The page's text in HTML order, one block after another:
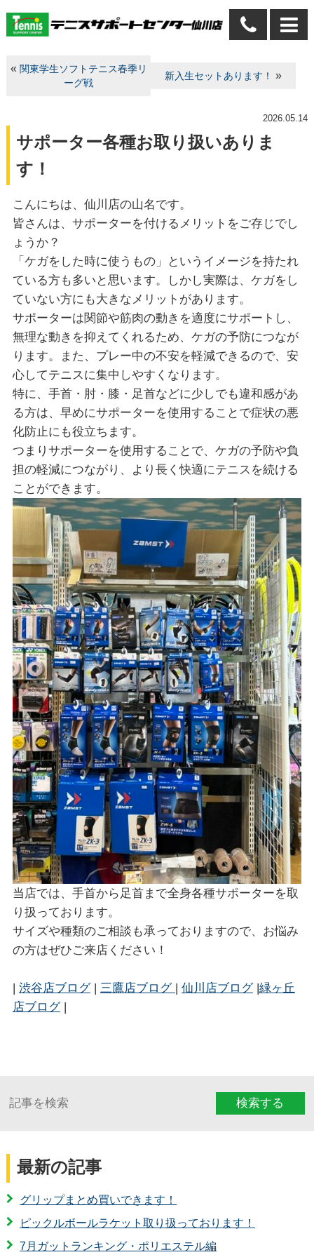
« 関東学生ソフトテニス春季リ
ーグ戦
新入生セットあります！ »
2026.05.14
サポーター各種お取り扱いありま
す！
こんにちは、仙川店の山名です。
皆さんは、サポーターを付けるメリットをご存じでし
ょうか？
「ケガをした時に使うもの」というイメージを持たれ
ている方も多いと思います。しかし実際は、ケガをし
ていない方にも大きなメリットがあります。
サポーターは関節や筋肉の動きを適度にサポートし、
無理な動きを抑えてくれるため、ケガの予防につなが
ります。また、プレー中の不安を軽減できるので、安
心してテニスに集中しやすくなります。
特に、手首・肘・膝・足首などに少しでも違和感があ
る方は、早めにサポーターを使用することで症状の悪
化防止にも役立ちます。
つまりサポーターを使用することで、ケガの予防や負
担の軽減につながり、より長く快適にテニスを続ける
ことができます。
当店では、手首から足首まで全身各種サポーターを取
り扱っております。
サイズや種類のご相談も承っておりますので、お悩み
の方はぜひご来店ください！
| 渋谷店ブログ| 三鷹店ブログ | 仙川店ブログ|緑ヶ丘
店ブログ|
検索する
最新の記事
グリップまとめ買いできます！
ピックルボールラケット取り扱っております！
7月ガットランキング・ポリエステル編